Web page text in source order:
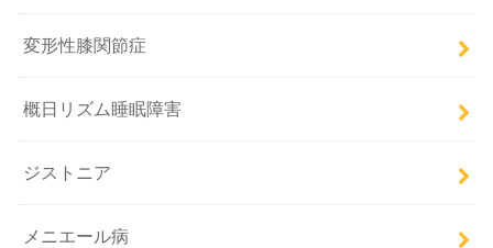
変形性膝関節症
概日リズム睡眠障害
ジストニア
メニエール病